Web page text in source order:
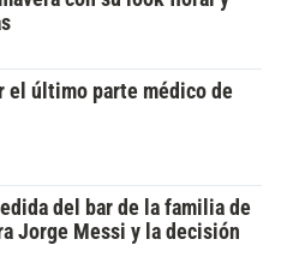
el último parte médico de
del bar de la familia de
Jorge Messi y la decisión